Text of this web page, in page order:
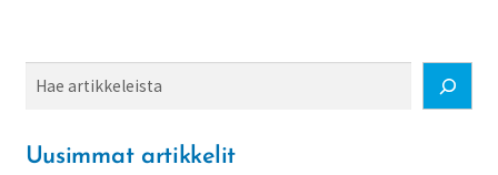
Haku
Uusimmat artikkelit